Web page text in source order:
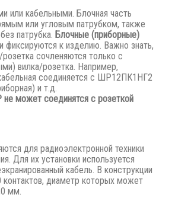
или кабельными. Блочная часть
или угловым патрубком, также
патрубка. Блочные (приборные)
фиксируются к изделию. Важно знать,
розетка сочленяются только с
вилка/розетка. Например,
соединяется с ШР12ПК1НГ2
и т.д.
может соединятся с розеткой
для радиоэлектронной техники
Для их установки используется
кабель. В конструкции
диаметр которых может
мм.